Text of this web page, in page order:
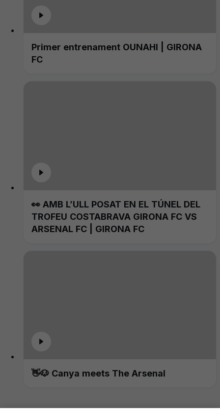
Primer entrenament OUNAHI | GIRONA
FC
👀 AMB L’ULL POSAT EN EL TÚNEL DEL
TROFEU COSTABRAVA GIRONA FC VS
ARSENAL FC | GIRONA FC
👋🐶 Canya meets The Arsenal